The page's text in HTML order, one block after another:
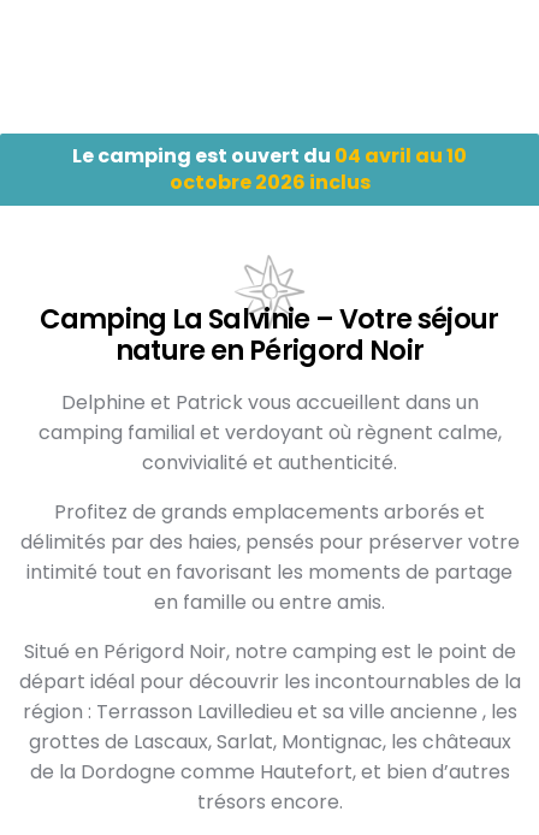
Le camping est ouvert du 04 avril au 10
octobre 2026 inclus
Camping La Salvinie – Votre séjour
nature en Périgord Noir
Delphine et Patrick vous accueillent dans un
camping familial et verdoyant où règnent calme,
convivialité et authenticité.
Profitez de grands emplacements arborés et
délimités par des haies, pensés pour préserver votre
intimité tout en favorisant les moments de partage
en famille ou entre amis.
Situé en Périgord Noir, notre camping est le point de
départ idéal pour découvrir les incontournables de la
région : Terrasson Lavilledieu et sa ville ancienne , les
grottes de Lascaux, Sarlat, Montignac, les châteaux
de la Dordogne comme Hautefort, et bien d’autres
trésors encore.